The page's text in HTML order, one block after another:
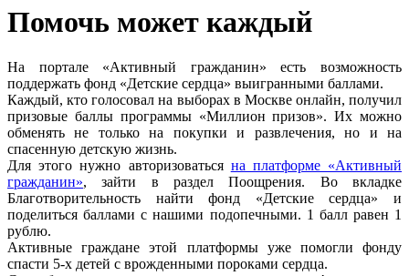
Помочь может каждый
На портале «Активный гражданин» есть возможность
поддержать фонд «Детские сердца» выигранными баллами.
Каждый, кто голосовал на выборах в Москве онлайн, получил
призовые баллы программы «Миллион призов». Их можно
обменять не только на покупки и развлечения, но и на
спасенную детскую жизнь.
Для этого нужно авторизоваться на платформе «Активный
гражданин», зайти в раздел Поощрения. Во вкладке
Благотворительность найти фонд «Детские сердца» и
поделиться баллами с нашими подопечными. 1 балл равен 1
рублю.
Активные граждане этой платформы уже помогли фонду
спасти 5-х детей с врожденными пороками сердца.